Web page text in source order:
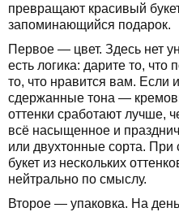
превращают красивый
запоминающийся подарок.
Первое — цвет. Здесь нет
есть логика: дарите то, что
то, что нравится вам. Если
сдержанные тона —
оттенки сработают лучше,
всё насыщенное и
или двухтонные сорта.
букет из нескольких
нейтрально по смыслу.
Второе — упаковка. На